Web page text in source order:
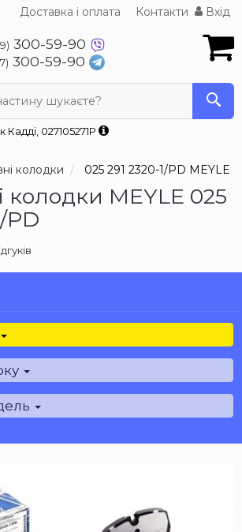
Доставка і оплата Контакти Вхід
300-59-90
300-59-90
шукаєте?
027105271P
колодки 025 291 2320-1/PD MEYLE
колодки MEYLE 025
PD